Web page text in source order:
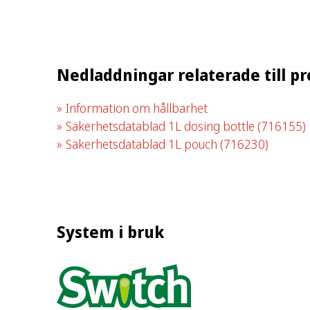
Nedladdningar relaterade till
Information om hållbarhet
Säkerhetsdatablad 1L dosing bottle (716155)
Säkerhetsdatablad 1L pouch (716230)
System i bruk